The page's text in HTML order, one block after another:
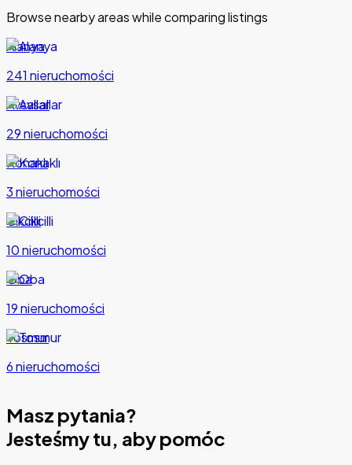
Browse nearby areas while comparing listings
Alanya
241 nieruchomości
Avsallar
29 nieruchomości
Konaklı
3 nieruchomości
Cikcilli
10 nieruchomości
Oba
19 nieruchomości
Tosmur
6 nieruchomości
Masz pytania?
Jesteśmy tu, aby pomóc